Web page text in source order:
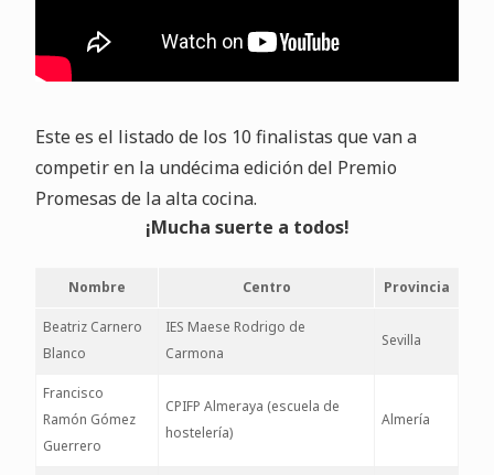
Este es el listado de los 10 finalistas que van a
competir en la undécima edición del Premio
Promesas de la alta cocina.
¡Mucha suerte a todos!
Nombre Centro Provincia
Beatriz Carnero
Blanco
IES Maese Rodrigo de
Carmona
Sevilla
Francisco
Ramón Gómez
Guerrero
CPIFP Almeraya (escuela de
hostelería)
Almería